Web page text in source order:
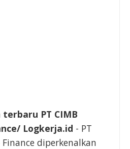
PT CIMB
Logkerja.id - PT
diperkenalkan